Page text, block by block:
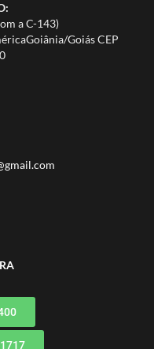
a C-143)
Goiás CEP